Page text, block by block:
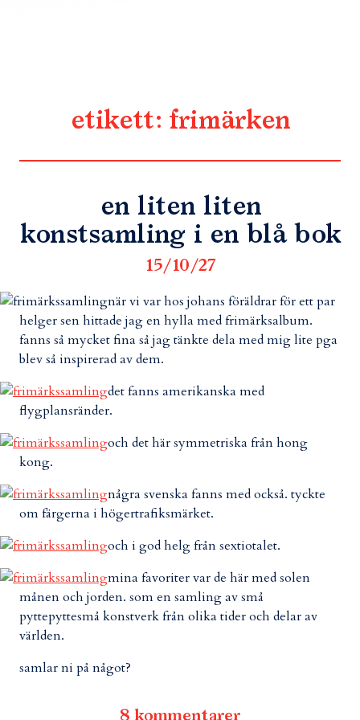
etikett: frimärken
en liten liten
konstsamling i en blå bok
15/10/27
när vi var hos johans föräldrar för ett par
helger sen hittade jag en hylla med frimärksalbum.
fanns så mycket fina så jag tänkte dela med mig lite pga
blev så inspirerad av dem.
det fanns amerikanska med
flygplansränder.
och det här symmetriska från hong
kong.
några svenska fanns med också. tyckte
om färgerna i högertrafiksmärket.
och i god helg från sextiotalet.
mina favoriter var de här med solen
månen och jorden. som en samling av små
pyttepyttesmå konstverk från olika tider och delar av
världen.
samlar ni på något?
8 kommentarer